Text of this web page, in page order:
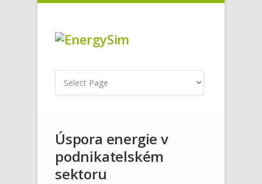
Úspora energie v
podnikatelském
sektoru